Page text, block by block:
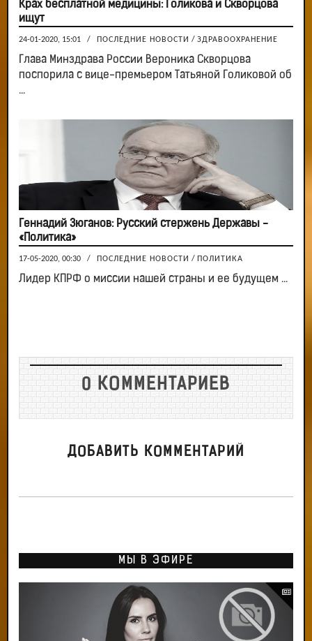
Крах бесплатной медицины: Голикова и Скворцова
ищут
24-01-2020, 15:01 / ПОСЛЕДНИЕ НОВОСТИ / ЗДРАВООХРАНЕНИЕ
Глава Минздрава России Вероника Скворцова
поспорила с вице-премьером Татьяной Голиковой об
...
Геннадий Зюганов: Русский стержень Державы -
«Политика»
17-05-2020, 00:30 / ПОСЛЕДНИЕ НОВОСТИ / ПОЛИТИКА
Лидер КПРФ о миссии нашей страны и ее будущем ...
0 КОММЕНТАРИЕВ
ДОБАВИТЬ КОММЕНТАРИЙ
МЫ В ЭФИРЕ